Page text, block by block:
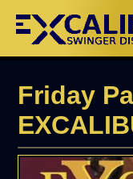
Friday